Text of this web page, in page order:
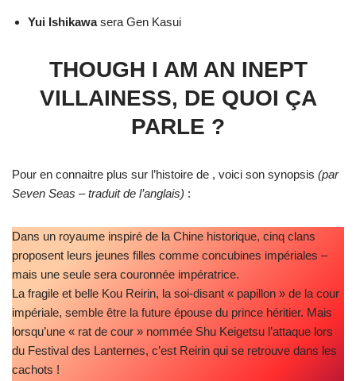
Yui Ishikawasera Gen Kasui
THOUGH I AM AN INEPT
VILLAINESS, DE QUOI ÇA
PARLE ?
Pour en connaitre plus sur l’histoire de , voici son synopsis (par
Seven Seas – traduit de l’anglais) :
Dans un royaume inspiré de la Chine historique, cinq clans
proposent leurs jeunes filles comme concubines impériales –
mais une seule sera couronnée impératrice.
La fragile et belle Kou Reirin, la soi-disant « papillon » de la cour
impériale, semble être la future épouse du prince héritier. Mais
lorsqu’une « rat de cour » nommée Shu Keigetsu l’attaque lors
du Festival des Lanternes, c’est Reirin qui se retrouve dans les
cachots !